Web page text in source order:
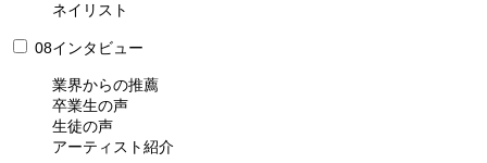
ネイリスト
08インタビュー
業界からの推薦
卒業生の声
生徒の声
アーティスト紹介